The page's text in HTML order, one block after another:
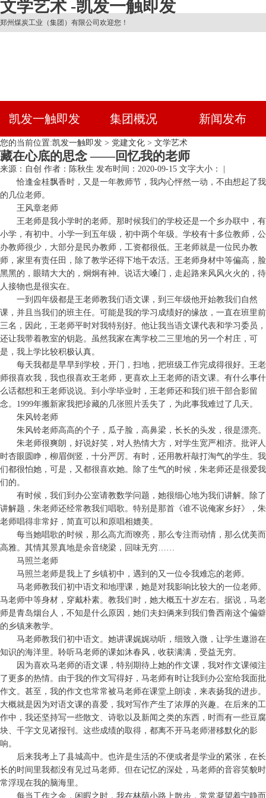
文学艺术 -凯发一触即发
郑州煤炭工业（集团）有限公司欢迎您！
凯发一触即发 集团概况 新闻发布
您的当前位置:凯发一触即发 > 党建文化 > 文学艺术
藏在心底的思念 ——回忆我的老师
来源：自创 作者：陈秋生 发布时间：2020-09-15 文字大小： |
恰逢金桂飘香时，又是一年教师节，我内心怦然一动，不由想起了我
的几位老师。
王风章老师
王老师是我小学时的老师。那时候我们的学校还是一个乡办联中，有
小学，有初中。小学一到五年级，初中两个年级。学校有十多位教师，公
办教师很少，大部分是民办教师，工资都很低。王老师就是一位民办教
师，家里有责任田，除了教学还得下地干农活。王老师身材中等偏高，脸
黑黑的，眼睛大大的，炯炯有神。说话大嗓门，走起路来风风火火的，待
人接物也是很实在。
一到四年级都是王老师教我们语文课，到三年级他开始教我们自然
课，并且当我们的班主任。可能是我的学习成绩好的缘故，一直在班里前
三名，因此，王老师平时对我特别好。他让我当语文课代表和学习委员，
还让我带着教室的钥匙。虽然我家在离学校二三里地的另一个村庄，可
是，我上学比较积极认真。
每天我都是早早到学校，开门，扫地，把班级工作完成得很好。王老
师很喜欢我，我也很喜欢王老师，更喜欢上王老师的语文课。有什么事什
么话都想和王老师说说。到小学毕业时，王老师还和我们班干部合影留
念。1999年搬新家我把珍藏的几张照片丢失了，为此事我难过了几天。
朱风铃老师
朱风铃老师高高的个子，瓜子脸，高鼻梁，长长的头发，很是漂亮。
朱老师很爽朗，好说好笑，对人热情大方，对学生宽严相济。批评人
时杏眼圆睁，柳眉倒竖，十分严厉。有时，还用教杆敲打淘气的学生。我
们都很怕她，可是，又都很喜欢她。除了生气的时候，朱老师还是很爱我
们的。
有时候，我们到办公室请教数学问题，她很细心地为我们讲解。除了
讲解题，朱老师还经常教我们唱歌。特别是那首《谁不说俺家乡好》，朱
老师唱得非常好，简直可以和原唱相媲美。
每当她唱歌的时候，那么高亢而嘹亮，那么专注而动情，那么优美而
高雅。其情其景真地是余音绕梁，回味无穷……
马照兰老师
马照兰老师是我上了乡镇初中，遇到的又一位令我难忘的老师。
马老师教我们初中语文和地理课，她是对我影响比较大的一位老师。
马老师中等身材，穿戴朴素。教我们时，她大概五十岁左右。据说，马老
师是青岛烟台人，不知是什么原因，她们夫妇俩来到我们鲁西南这个偏僻
的乡镇来教学。
马老师教我们初中语文。她讲课娓娓动听，细致入微，让学生遨游在
知识的海洋里。聆听马老师的课如沐春风，收获满满，受益无穷。
因为喜欢马老师的语文课，特别期待上她的作文课，我对作文课倾注
了更多的热情。由于我的作文写得好，马老师有时让我到办公室给我面批
作文。甚至，我的作文也常常被马老师在课堂上朗读，来表扬我的进步。
大概就是因为对语文课的喜爱，我对写作产生了浓厚的兴趣。在后来的工
作中，我还坚持写一些散文、诗歌以及新闻之类的东西，时而有一些豆腐
块、千字文见诸报刊。这些成绩的取得，都离不开马老师潜移默化的影
响。
后来我考上了县城高中。也许是生活的不便或者是学业的紧张，在长
长的时间里我都没有见过马老师。但在记忆的深处，马老师的音容笑貌时
常浮现在我的脑海里。
每当工作之余，闲暇之时，我在林荫小路上散步，常常凝望着宁静而